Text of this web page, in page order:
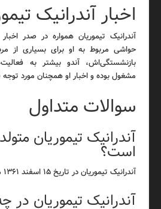
اخبار آندرانیک
آندرانیک تیموریان همواره در صدر
حواشی مربوط به او برای بسیاری از
بازنشستگی‌اش، آندو بیشتر به
مشغول بوده و اخبار او همچنان مورد توجه
سوالات متداول
آندرانیک تیموریان
است؟
آندرانیک تیموریان در تاریخ ۱۵ اسفند ۱۳۶۱ متولد شده است.
آندرانیک تیموریان در